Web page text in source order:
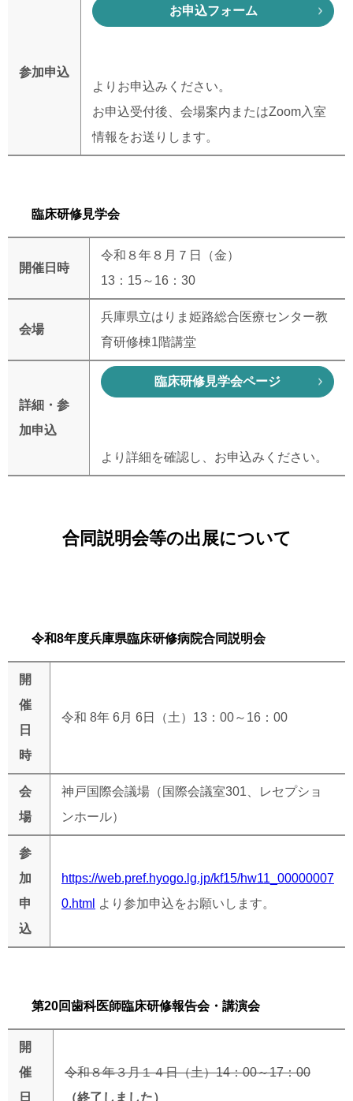
参加申込
お申込フォーム
よりお申込みください。
お申込受付後、会場案内またはZoom入室
情報をお送りします。
臨床研修見学会
開催日時
令和８年８月７日（金）
13： 15～ 16 ： 30
会場
兵庫県立はりま姫路総合医療センター教
育研修棟1階講堂
詳細・参
加申込
臨床研修見学会ページ
より詳細を確認し、お申込みください。
合同説明会等の出展について
令和8年度兵庫県臨床研修病院合同説明会
開
催
日
時
令和 8年 6月 6日（土） 13 ： 00～ 16 ： 00
会
場
神戸国際会議場（国際会議室301 、レセプショ
ンホール）
参
加
申
込
https://web.pref.hyogo.lg.jp/kf15/hw11_00000007
0.html より参加申込をお願いします。
第20回歯科医師臨床研修報告会・講演会
開
催
日
令和８年３月１４日（土）14：00～17：00
（終了しました）